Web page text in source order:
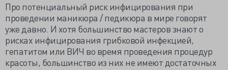
Про потенциальный риск инфицирования при
проведении маникюра / педикюра в мире говорят
уже давно. И хотя большинство мастеров знают о
рисках инфицирования грибковой инфекцией,
гепатитом или ВИЧ во время проведения процедур
красоты, большинство из них не имеют достаточных